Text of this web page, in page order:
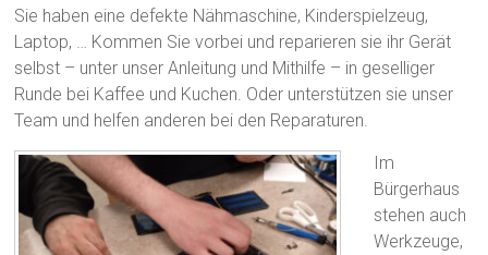
Sie haben eine defekte Nähmaschine, Kinderspielzeug,
Laptop, … Kommen Sie vorbei und reparieren sie ihr Gerät
selbst – unter unser Anleitung und Mithilfe – in geselliger
Runde bei Kaffee und Kuchen. Oder unterstützen sie unser
Team und helfen anderen bei den Reparaturen.
Im
Bürgerhaus
stehen auch
Werkzeuge,